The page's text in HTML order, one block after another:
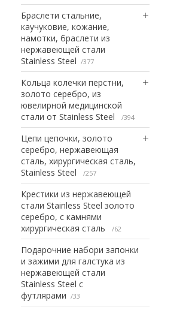
Браслети стальние,
каучуковие, кожание,
намотки, браслети из
нержавеющей стали
Stainless Steel
377
Кольца колечки перстни,
золото серебро, из
ювелирной медицинской
стали от Stainless Steel
394
Цепи цепочки, золото
серебро, нержавеющая
сталь, хирургическая сталь,
Stainless Steel
257
Крестики из нержавеющей
стали Stainless Steel золото
серебро, с камнями
хирургическая сталь
62
Подарочние набори запонки
и зажими для галстука из
нержавеющей стали
Stainless Steel с
футлярами
33